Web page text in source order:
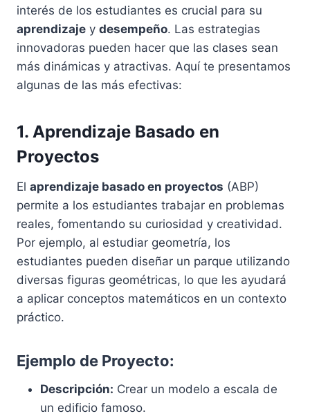
interés de los estudiantes es crucial para su
aprendizaje y desempeño. Las estrategias
innovadoras pueden hacer que las clases sean
más dinámicas y atractivas. Aquí te presentamos
algunas de las más efectivas:
1. Aprendizaje Basado en
Proyectos
El aprendizaje basado en proyectos (ABP)
permite a los estudiantes trabajar en problemas
reales, fomentando su curiosidad y creatividad.
Por ejemplo, al estudiar geometría, los
estudiantes pueden diseñar un parque utilizando
diversas figuras geométricas, lo que les ayudará
a aplicar conceptos matemáticos en un contexto
práctico.
Ejemplo de Proyecto:
Descripción: Crear un modelo a escala de
un edificio famoso.